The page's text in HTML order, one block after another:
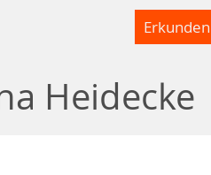
Erkunden
Heidecke